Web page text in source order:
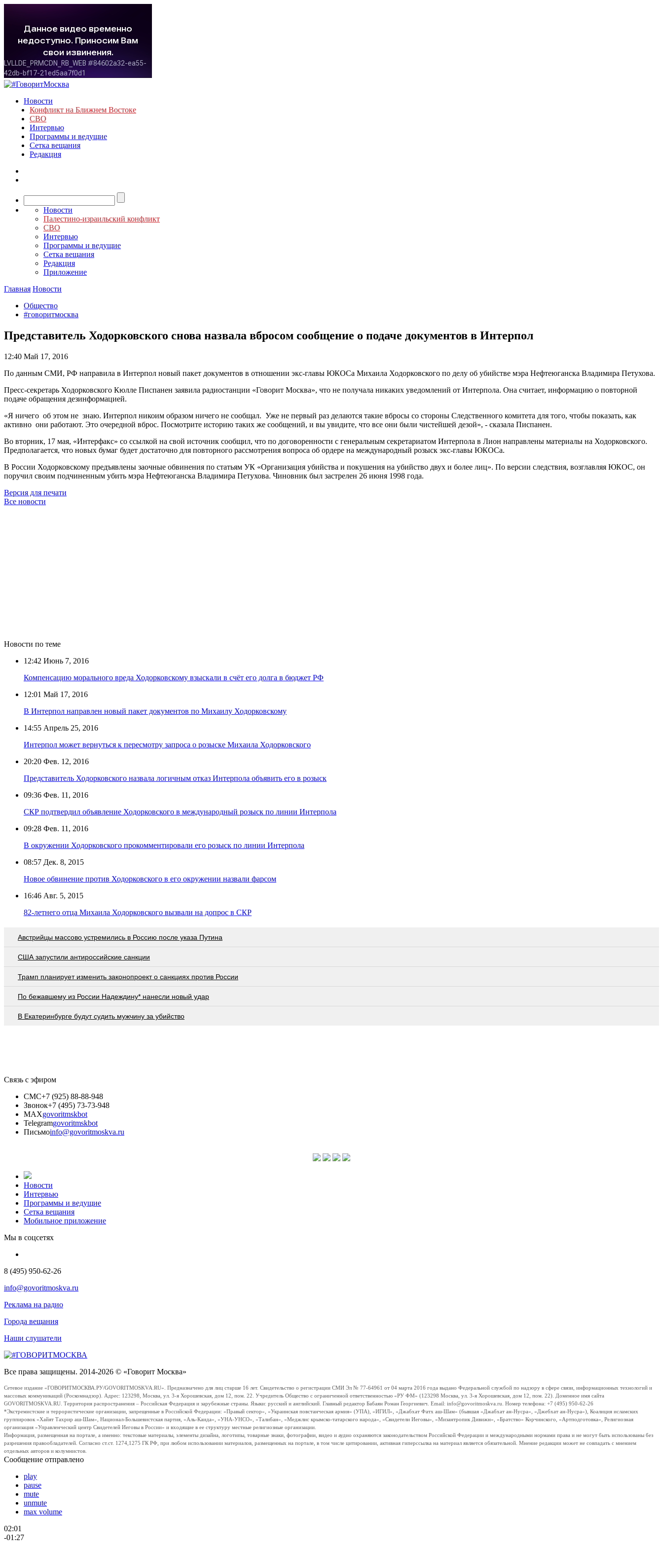
Новости
Конфликт на Ближнем Востоке
СВО
Интервью
Программы и ведущие
Сетка вещания
Редакция
Новости
Палестино-израильский конфликт
СВО
Интервью
Программы и ведущие
Сетка вещания
Редакция
Приложение
Главная Новости
Общество
#говоритмосква
Представитель Ходорковского снова назвала вбросом сообщение о подаче документов в Интерпол
12:40 Май 17, 2016
По данным СМИ, РФ направила в Интерпол новый пакет документов в отношении экс-главы ЮКОСа Михаила Ходорковского по делу об убийстве мэра Нефтеюганска Владимира Петухова.
Пресс-секретарь Ходорковского Кюлле Писпанен заявила радиостанции «Говорит Москва», что не получала никаких уведомлений от Интерпола. Она считает, информацию о повторной
подаче обращения дезинформацией.
«Я ничего об этом не знаю. Интерпол никоим образом ничего не сообщал. Уже не первый раз делаются такие вбросы со стороны Следственного комитета для того, чтобы показать, как
активно они работают. Это очередной вброс. Посмотрите историю таких же сообщений, и вы увидите, что все они были чистейшей дезой», - сказала Писпанен.
Во вторник, 17 мая, «Интерфакс» со ссылкой на свой источник сообщил, что по договоренности с генеральным секретариатом Интерпола в Лион направлены материалы на Ходорковского.
Предполагается, что новых бумаг будет достаточно для повторного рассмотрения вопроса об ордере на международный розыск экс-главы ЮКОСа.
В России Ходорковскому предъявлены заочные обвинения по статьям УК «Организация убийства и покушения на убийство двух и более лиц». По версии следствия, возглавляя ЮКОС, он
поручил своим подчиненным убить мэра Нефтеюганска Владимира Петухова. Чиновник был застрелен 26 июня 1998 года.
Версия для печати
Все новости
Новости по теме
12:42 Июнь 7, 2016
Компенсацию морального вреда Ходорковскому взыскали в счёт его долга в бюджет РФ
12:01 Май 17, 2016
В Интерпол направлен новый пакет документов по Михаилу Ходорковскому
14:55 Апрель 25, 2016
Интерпол может вернуться к пересмотру запроса о розыске Михаила Ходорковского
20:20 Фев. 12, 2016
Представитель Ходорковского назвала логичным отказ Интерпола объявить его в розыск
09:36 Фев. 11, 2016
СКР подтвердил объявление Ходорковского в международный розыск по линии Интерпола
09:28 Фев. 11, 2016
В окружении Ходорковского прокомментировали его розыск по линии Интерпола
08:57 Дек. 8, 2015
Новое обвинение против Ходорковского в его окружении назвали фарсом
16:46 Авг. 5, 2015
82-летнего отца Михаила Ходорковского вызвали на допрос в СКР
Австрийцы массово устремились в Россию после указа Путина
США запустили антироссийские санкции
Трамп планирует изменить законопроект о санкциях против России
По бежавшему из России Надеждину* нанесли новый удар
В Екатеринбурге будут судить мужчину за убийство
Связь с эфиром
СМС+7 (925) 88-88-948
Звонок+7 (495) 73-73-948
MAXgovoritmskbot
Telegramgovoritmskbot
Письмоinfo@govoritmoskva.ru
Новости
Интервью
Программы и ведущие
Сетка вещания
Мобильное приложение
Мы в соцсетях
8 (495) 950-62-26
info@govoritmoskva.ru
Реклама на радио
Города вещания
Наши слушатели
Все права защищены. 2014-2026 © «Говорит Москва»
Сетевое издание «ГОВОРИТМОСКВА.РУ/GOVORITMOSKVA.RU». Предназначено для лиц старше 16 лет. Свидетельство о регистрации СМИ Эл № 77-64961 от 04 марта 2016 года выдано Федеральной службой по надзору в сфере связи, информационных технологий и
массовых коммуникаций (Роскомнадзор). Адрес: 123298, Москва, ул. 3-я Хорошевская, дом 12, пом. 22. Учредитель Общество с ограниченной ответственностью «РУ ФМ» (123298 Москва, ул. 3-я Хорошевская, дом 12, пом. 22). Доменное имя сайта
GOVORITMOSKVA.RU. Территория распространения – Российская Федерация и зарубежные страны. Языки: русский и английский. Главный редактор Бабаян Роман Георгиевич. Email: info@govoritmoskva.ru. Номер телефона: +7 (495) 950-62-26
*Экстремистские и террористические организации, запрещенные в Российской Федерации: «Правый сектор», «Украинская повстанческая армия» (УПА), «ИГИЛ», «Джабхат Фатх аш-Шам» (бывшая «Джабхат ан-Нусра», «Джебхат ан-Нусра»), Коалиция исламских
группировок «Хайят Тахрир аш-Шам», Национал-Большевистская партия, «Аль-Каида», «УНА-УНСО», «Талибан», «Меджлис крымско-татарского народа», «Свидетели Иеговы», «Мизантропик Дивижн», «Братство» Корчинского, «Артподготовка», Религиозная
организация «Управленческий центр Свидетелей Иеговы в России» и входящие в ее структуру местные религиозные организации.
Информация, размещенная на портале, а именно: текстовые материалы, элементы дизайна, логотипы, товарные знаки, фотографии, видео и аудио охраняются законодательством Российской Федерации и международными нормами права и не могут быть использованы без
разрешения правообладателей. Согласно ст.ст. 1274,1275 ГК РФ, при любом использовании материалов, размещенных на портале, в том числе цитировании, активная гиперссылка на материал является обязательной. Мнение редакции может не совпадать с мнением
отдельных авторов и колумнистов.
Сообщение отправлено
play
pause
mute
unmute
max volume
02:01
-01:27